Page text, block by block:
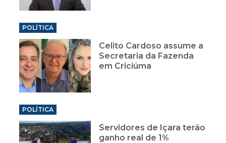
POLÍTICA
Celito Cardoso assume a
Secretaria da Fazenda
em Criciúma
POLÍTICA
Servidores de Içara terão
ganho real de 1%